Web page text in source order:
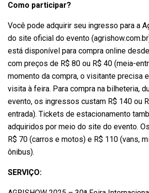
Como participar?
Você pode adquirir seu ingresso para a
do site oficial do evento
está disponível para compra online
com preços de R$ 80 ou R$ 40 (meia-
momento da compra, o visitante precisa
visita à feira. Para compra na bilheteria,
evento, os ingressos custam R$ 140 ou
entrada). Tickets de estacionamento
adquiridos por meio do site do evento.
R$ 70 (carros e motos) e R$ 110 (vans,
ônibus).
SERVIÇO: